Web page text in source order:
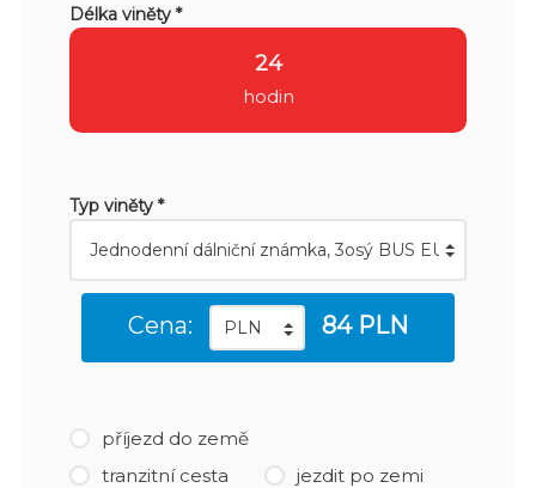
Délka viněty *
24
hodin
Typ viněty *
Cena: 84 PLN
příjezd do země
tranzitní cesta
jezdit po zemi